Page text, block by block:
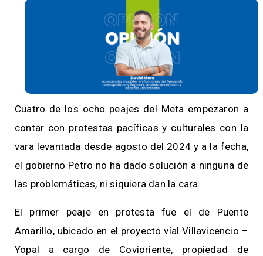
Cuatro de los ocho peajes del Meta empezaron a
contar con protestas pacíficas y culturales con la
vara levantada desde agosto del 2024 y a la fecha,
el gobierno Petro no ha dado solución a ninguna de
las problemáticas, ni siquiera dan la cara.
El primer peaje en protesta fue el de Puente
Amarillo, ubicado en el proyecto víal Villavicencio –
Yopal a cargo de Covioriente, propiedad de